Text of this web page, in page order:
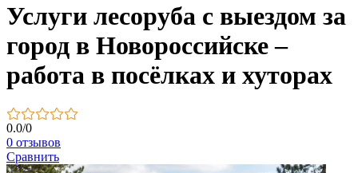
Услуги лесоруба с выездом за
город в Новороссийске –
работа в посёлках и хуторах
0.0/0
0 отзывов
Сравнить